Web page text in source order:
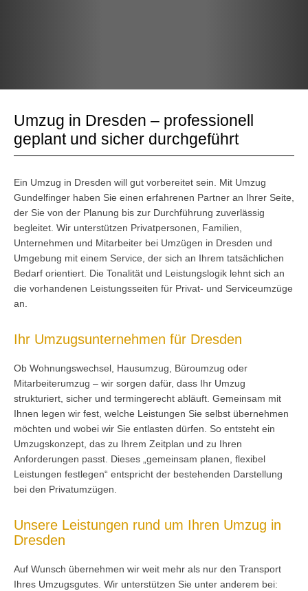
Umzug in Dresden – professionell
geplant und sicher durchgeführt
Ein Umzug in Dresden will gut vorbereitet sein. Mit Umzug
Gundelfinger haben Sie einen erfahrenen Partner an Ihrer Seite,
der Sie von der Planung bis zur Durchführung zuverlässig
begleitet. Wir unterstützen Privatpersonen, Familien,
Unternehmen und Mitarbeiter bei Umzügen in Dresden und
Umgebung mit einem Service, der sich an Ihrem tatsächlichen
Bedarf orientiert. Die Tonalität und Leistungslogik lehnt sich an
die vorhandenen Leistungsseiten für Privat- und Serviceumzüge
an.
Ihr Umzugsunternehmen für Dresden
Ob Wohnungswechsel, Hausumzug, Büroumzug oder
Mitarbeiterumzug – wir sorgen dafür, dass Ihr Umzug
strukturiert, sicher und termingerecht abläuft. Gemeinsam mit
Ihnen legen wir fest, welche Leistungen Sie selbst übernehmen
möchten und wobei wir Sie entlasten dürfen. So entsteht ein
Umzugskonzept, das zu Ihrem Zeitplan und zu Ihren
Anforderungen passt. Dieses „gemeinsam planen, flexibel
Leistungen festlegen“ entspricht der bestehenden Darstellung
bei den Privatumzügen.
Unsere Leistungen rund um Ihren Umzug in
Dresden
Auf Wunsch übernehmen wir weit mehr als nur den Transport
Ihres Umzugsgutes. Wir unterstützen Sie unter anderem bei: